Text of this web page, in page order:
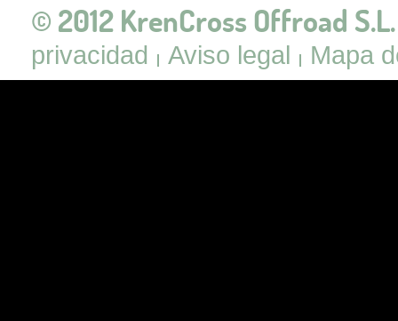
© 2012 KrenCross Offroad S.L.
privacidad Aviso legal Mapa